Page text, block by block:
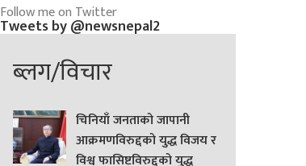
Follow me on Twitter
Tweets by @newsnepal2
ब्लग/विचार
चिनियाँ जनताको जापानी
आक्रमणविरुद्दको युद्ध विजय र
विश्व फासिष्टविरुद्दको युद्ध